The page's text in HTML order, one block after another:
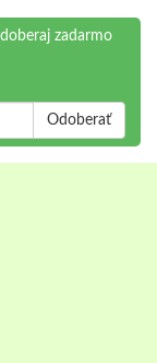
zadarmo
Odoberať